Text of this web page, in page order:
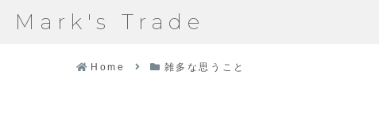
Mark's Trade
Home 雑多な思うこと